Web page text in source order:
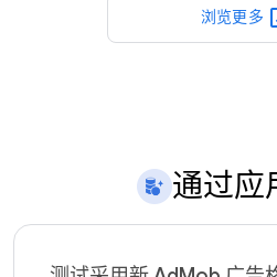
浏览更多
通过应